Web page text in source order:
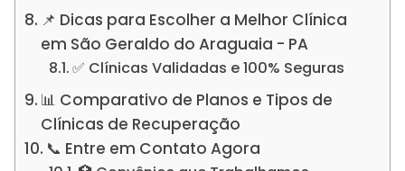
📌 Dicas para Escolher a Melhor Clínica
em São Geraldo do Araguaia - PA
✅ Clínicas Validadas e 100% Seguras
📊 Comparativo de Planos e Tipos de
Clínicas de Recuperação
📞 Entre em Contato Agora